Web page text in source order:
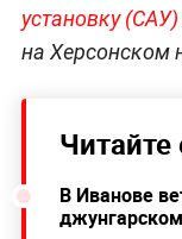
установку
на Херсонском
В Иванове